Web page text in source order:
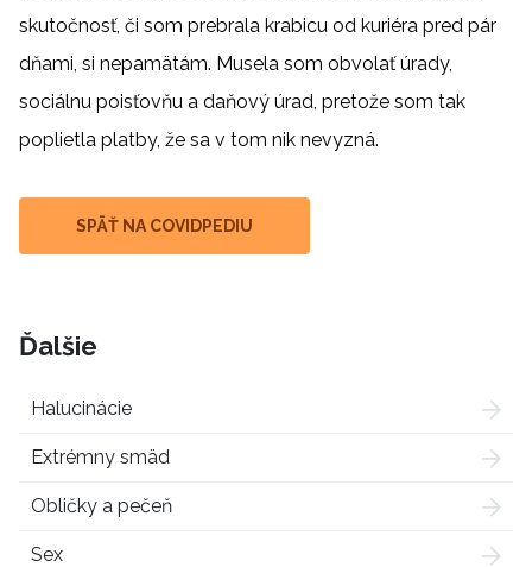
skutočnosť, či som prebrala krabicu od kuriéra pred pár
dňami, si nepamätám. Musela som obvolať úrady,
sociálnu poisťovňu a daňový úrad, pretože som tak
poplietla platby, že sa v tom nik nevyzná.
SPÄŤ NA COVIDPEDIU
Ďalšie
Halucinácie
Extrémny smäd
Obličky a pečeň
Sex